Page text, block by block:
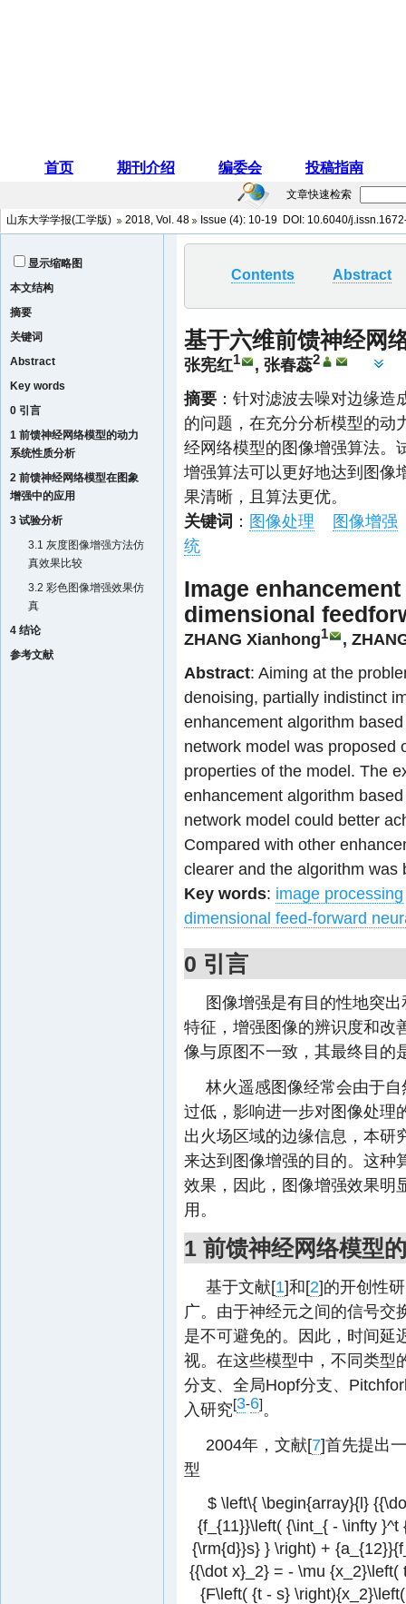
文章快速检索
山东大学学报(工学版)
2018, Vol. 48 Issue (4): 10-19 DOI: 10.6040/
显示缩略图
本文结构
摘要
关键词
Abstract
Key words
0 引言
1 前馈神经网络模型的动力
系统性质分析
2 前馈神经网络模型在图象
增强中的应用
3 试验分析
3.1 灰度图像增强方法仿
真效果比较
3.2 彩色图像增强效果仿
真
4 结论
参考文献
Contents Abstract
基于六维前馈神经网
张宪红1 , 张春蕊2
摘要 ：针对滤波去噪对边缘
的问题，在充分分析模型的动
经网络模型的图像增强算法。
增强算法可以更好地达到图像
果清晰，且算法更优。
关键词 ： 图像处理
图像增强
统
Image
dimensional
ZHANG Xianhong1 ,
Abstract: Aiming at the
denoising, partially indistinct
enhancement algorithm
network model was proposed
properties of the model. The
enhancement algorithm
network model could better
Compared with other
clearer and the algorithm was
Key words: image processing
dimensional feed-forward
0 引言
图像增强是有目的性地突
特征，增强图像的辨识度和改
像与原图不一致，其最终目的
林火遥感图像经常会由于
过低，影响进一步对图像处理
出火场区域的边缘信息，本研
来达到图像增强的目的。这种
效果，因此，图像增强效果明
用。
1 前馈神经网络模型
基于文献[1]和[2]的开创性
广。由于神经元之间的信号交
是不可避免的。因此，时间延
视。在这些模型中，不同类型
分支、全局Hopf分支、
入研究[3-6]。
2004年，文献[7]首先提出
型
$ \left\{ \begin{array}{l}
{f_{11}}\left( {\int_{ - \infty
{\rm{d}}s} } \right) +
{{\dot x}_2} = - \mu
{F\left( {t - s}